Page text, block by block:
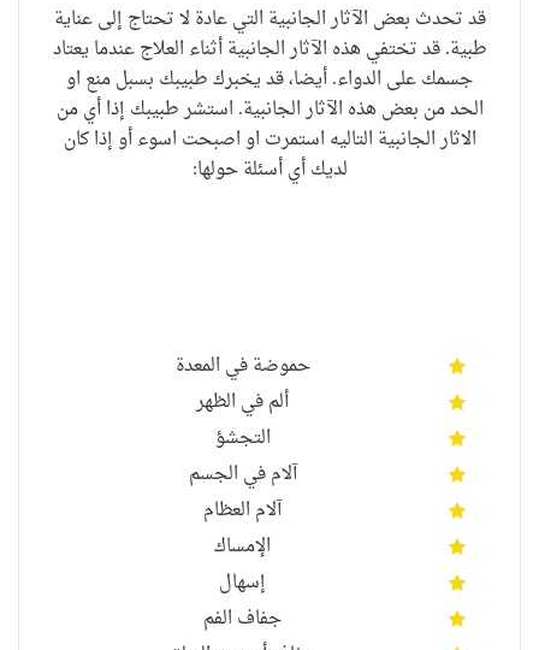
قد تحدث بعض الآثار الجانبية التي عادة لا تحتاج إلى عناية
طبية. قد تختفي هذه الآثار الجانبية أثناء العلاج عندما يعتاد
جسمك على الدواء. أيضا، قد يخبرك طبيبك بسبل منع او
الحد من بعض هذه الآثار الجانبية. استشر طبيبك إذا أي من
الاثار الجانبية التاليه استمرت او اصبحت اسوء أو إذا كان
لديك أي أسئلة حولها:
حموضة في المعدة
ألم في الظهر
التجشؤ
آلام في الجسم
آلام العظام
الإمساك
إسهال
جفاف الفم